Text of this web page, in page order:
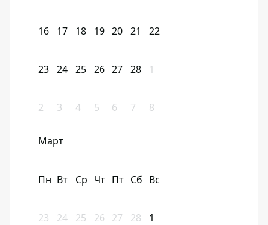
16 17 18 19 20 21 22
23 24 25 26 27 28 1
2 3 4 5 6 7 8
Март
Пн Вт Ср Чт Пт Сб Вс
23 24 25 26 27 28 1